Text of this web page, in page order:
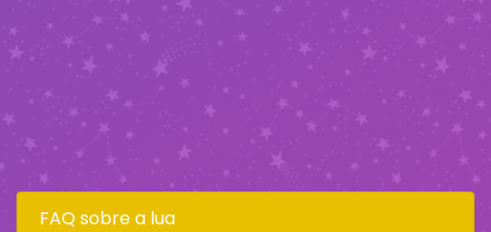
FAQ sobre a lua